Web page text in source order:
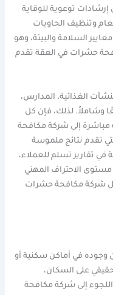
توعوية للوقاية
وتنظيف الحاويات
السلامة والبيئة، وهو
حشرات في العقة تقدم
الغذائية، المدارس،
وشاملاً. لذلك، فإن كل
مباشرة إلى شركة مكافحة
تقدم نتائج ملموسة
في تقارير تسلم للعملاء،
الاحتراف المهني
شركة مكافحة حشرات
أن وجوده في أماكن سكنية أو
على السكان،
إلى شركة مكافحة